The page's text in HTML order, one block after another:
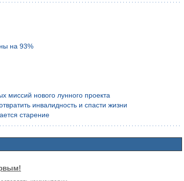
на 93%
миссий нового лунного проекта
инвалидность и спасти жизни
старение